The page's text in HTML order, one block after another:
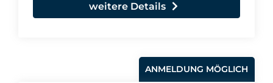
weitere Details
ANMELDUNG MÖGLICH